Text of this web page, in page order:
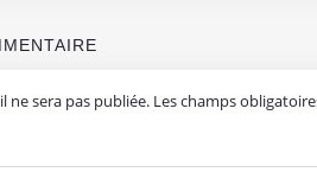
ne sera pas publiée. Les champs